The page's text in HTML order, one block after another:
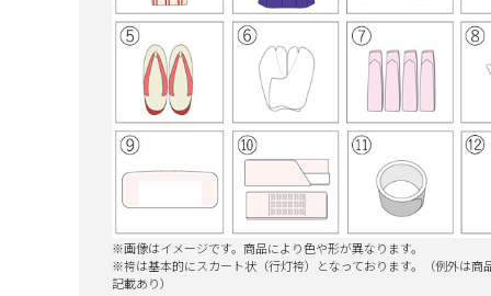
※画像はイメージです。商品により色や形が異なります。
※袴は基本的にスカート状（行灯袴）となっております。（例外は商
記載あり）